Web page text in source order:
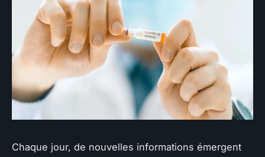
Chaque jour, de nouvelles informations émergent